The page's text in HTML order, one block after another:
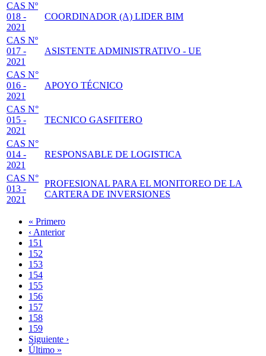
CAS Nº
018 -
2021
COORDINADOR (A) LIDER BIM
CAS Nº
017 -
2021
ASISTENTE ADMINISTRATIVO - UE
CAS N°
016 -
2021
APOYO TÉCNICO
CAS N°
015 -
2021
TECNICO GASFITERO
CAS N°
014 -
2021
RESPONSABLE DE LOGISTICA
CAS N°
013 -
2021
PROFESIONAL PARA EL MONITOREO DE LA
CARTERA DE INVERSIONES
Paginación
Primera
página
« Primero
Página
anterior
‹ Anterior
Page
151
Page
152
Page
153
Page
154
Page
155
Page
156
Página
actual
157
Page
158
Page
159
Siguiente
página
Siguiente ›
Última
Último »